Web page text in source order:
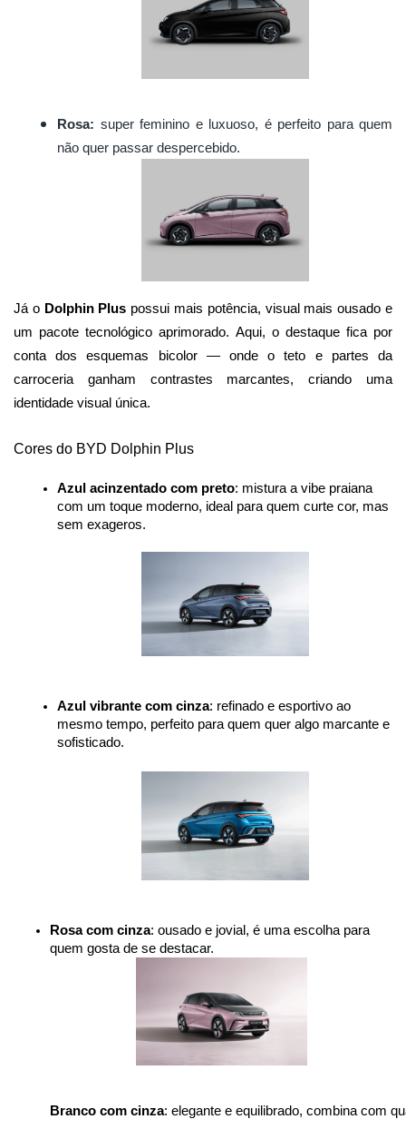
Rosa: super feminino e luxuoso, é perfeito para quem
não quer passar despercebido.
Já o Dolphin Plus possui mais potência, visual mais ousado e
um pacote tecnológico aprimorado. Aqui, o destaque fica por
conta dos esquemas bicolor — onde o teto e partes da
carroceria ganham contrastes marcantes, criando uma
identidade visual única.
Cores do BYD Dolphin Plus
Azul acinzentado com preto: mistura a vibe praiana
com um toque moderno, ideal para quem curte cor, mas
sem exageros.
Azul vibrante com cinza: refinado e esportivo ao
mesmo tempo, perfeito para quem quer algo marcante e
sofisticado.
Rosa com cinza: ousado e jovial, é uma escolha para
quem gosta de se destacar.
Branco com cinza: elegante e equilibrado, combina com